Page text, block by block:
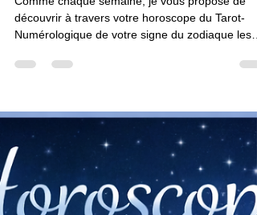
Horoscope du Tarot-
Numérologique de la semaine
20 au 26 juillet 2026
Numérologique de votre signe du zodiaque les
énergies qui évolueront jour après jour autour de
vous. Belle semaine. Nicolas Duquerroy
Horoscope du médium Nicolas Duquerroy
Horoscope hebdomadaire de votre signe du
zodiaque Horoscope Bélier Bélier, cette semaine,